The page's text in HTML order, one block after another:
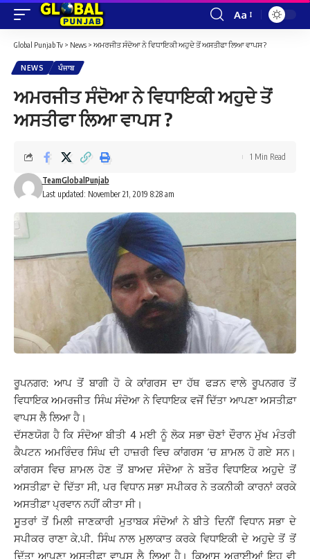
Font
Resizer
Aa
Global Punjab Tv > News > ਅਮਰਜੀਤ ਸੰਦੋਆ ਨੇ ਵਿਧਾਇਕੀ ਅਹੁਦੇ ਤੋਂ ਅਸਤੀਫਾ ਲਿਆ ਵਾਪਸ ?
NEWS ਪੰਜਾਬ
ਅਮਰਜੀਤ ਸੰਦੋਆ ਨੇ ਵਿਧਾਇਕੀ ਅਹੁਦੇ ਤੋਂ
ਅਸਤੀਫਾ ਲਿਆ ਵਾਪਸ ?
Last updated: November 21, 2019 8:28 am
TeamGlobalPunjab
1 Min Read
ਰੂਪਨਗਰ: ਆਪ ਤੋਂ ਬਾਗੀ ਹੋ ਕੇ ਕਾਂਗਰਸ ਦਾ ਹੱਥ ਫੜਨ ਵਾਲੇ ਰੂਪਨਗਰ ਤੋਂ
ਵਿਧਾਇਕ ਅਮਰਜੀਤ ਸਿੰਘ ਸੰਦੋਆ ਨੇ ਵਿਧਾਇਕ ਵਜੋਂ ਦਿੱਤਾ ਆਪਣਾ ਅਸਤੀਫ਼ਾ
ਵਾਪਸ ਲੈ ਲਿਆ ਹੈ।
ਦੱਸਣਯੋਗ ਹੈ ਕਿ ਸੰਦੋਆ ਬੀਤੀ 4 ਮਈ ਨੂੰ ਲੋਕ ਸਭਾ ਚੋਣਾਂ ਦੌਰਾਨ ਮੁੱਖ ਮੰਤਰੀ
ਕੈਪਟਨ ਅਮਰਿੰਦਰ ਸਿੰਘ ਦੀ ਹਾਜ਼ਰੀ ਵਿਚ ਕਾਂਗਰਸ ‘ਚ ਸ਼ਾਮਲ ਹੋ ਗਏ ਸਨ।
ਕਾਂਗਰਸ ਵਿਚ ਸ਼ਾਮਲ ਹੋਣ ਤੋਂ ਬਾਅਦ ਸੰਦੋਆ ਨੇ ਬਤੌਰ ਵਿਧਾਇਕ ਅਹੁਦੇ ਤੋਂ
ਅਸਤੀਫ਼ਾ ਦੇ ਦਿੱਤਾ ਸੀ, ਪਰ ਵਿਧਾਨ ਸਭਾ ਸਪੀਕਰ ਨੇ ਤਕਨੀਕੀ ਕਾਰਨਾਂ ਕਰਕੇ
ਅਸਤੀਫ਼ਾ ਪ੍ਰਵਾਨ ਨਹੀਂ ਕੀਤਾ ਸੀ।
ਸੂਤਰਾਂ ਤੋਂ ਮਿਲੀ ਜਾਣਕਾਰੀ ਮੁਤਾਬਕ ਸੰਦੋਆਂ ਨੇ ਬੀਤੇ ਦਿਨੀਂ ਵਿਧਾਨ ਸਭਾ ਦੇ
ਸਪੀਕਰ ਰਾਣਾ ਕੇ.ਪੀ. ਸਿੰਘ ਨਾਲ ਮੁਲਾਕਾਤ ਕਰਕੇ ਵਿਧਾਇਕੀ ਦੇ ਅਹੁਦੇ ਤੋਂ ਤੋਂ
ਦਿੱਤਾ ਆਪਣਾ ਅਸਤੀਫ਼ਾ ਵਾਪਸ ਲੈ ਲਿਆ ਹੈ। ਕਿਆਸ ਅਰਾਈਆਂ ਇਹ ਵੀ